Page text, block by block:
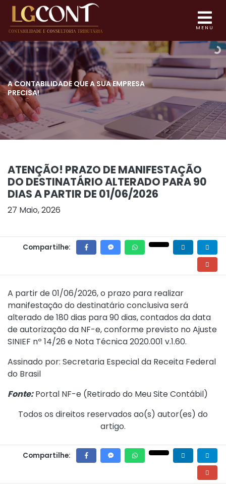
MENU
A CONTABILIDADE QUEA SUA EMPRESA
PRECISA!
ATENÇÃO! PRAZO DE MANIFESTAÇÃO
DO DESTINATÁRIO ALTERADO PARA 90
DIAS A PARTIR DE 01/06/2026
27 Maio, 2026
Compartilhe:
A partir de 01/06/2026, o prazo para realizar
manifestação do destinatário conclusiva será
alterado de 180 dias para 90 dias, contados da data
de autorização da NF-e, conforme previsto no Ajuste
SINIEF nº 14/26 e Nota Técnica 2020.001 v.1.60.
Assinado por: Secretaria Especial da Receita Federal
do Brasil
Fonte:Portal NF-e (Retirado do Meu Site Contábil)
Todos os direitos reservados ao(s) autor(es) do
artigo.
Compartilhe: